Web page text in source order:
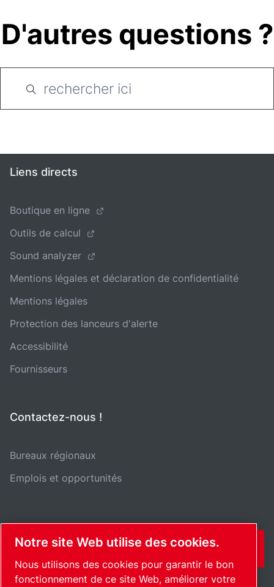
D'autres questions ?
Liens directs
Boutique en ligne
Outils de calcul
Sound analyzer
Mentions légales et déclaration de confidentialité
Mentions légales
Protection des lanceurs d'alerte
Accessibilité
Fournisseurs
Contactez-nous !
Bureaux régionaux
Emplois et opportunités
CONTACT
Notre site Web utilise des cookies.
Nous utilisons des cookies pour garantir le bon
fonctionnement de ce site Web, améliorer votre